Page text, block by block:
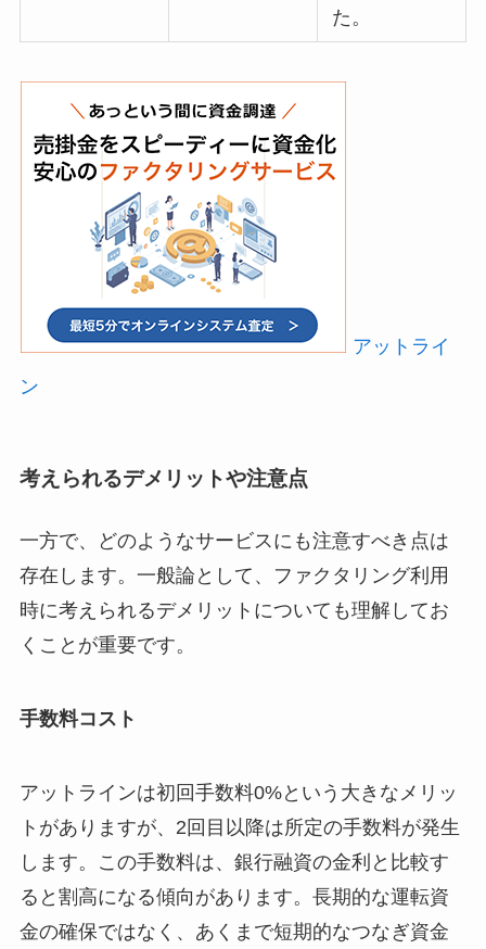
た。
アットライ
ン
考えられるデメリットや注意点
一方で、どのようなサービスにも注意すべき点は
存在します。一般論として、ファクタリング利用
時に考えられるデメリットについても理解してお
くことが重要です。
手数料コスト
アットラインは初回手数料0%という大きなメリッ
トがありますが、2回目以降は所定の手数料が発生
します。この手数料は、銀行融資の金利と比較す
ると割高になる傾向があります。長期的な運転資
金の確保ではなく、あくまで短期的なつなぎ資金